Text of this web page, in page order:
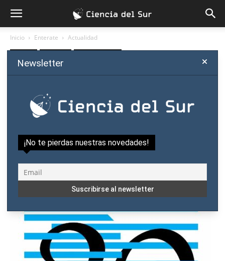
Inicio Enterate Actualidad
Pondrán a disposición USD
8,6 millones para
investigación en Paraguay
Newsletter
¡No te pierdas nuestras novedades!